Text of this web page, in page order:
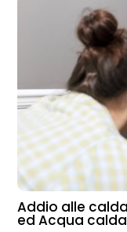
Addio alle
ed Acqua